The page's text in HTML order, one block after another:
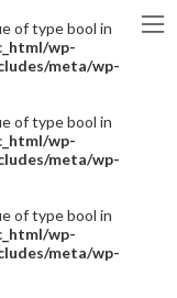
of type bool in
wp-
meta/wp-
of type bool in
wp-
meta/wp-
of type bool in
wp-
meta/wp-